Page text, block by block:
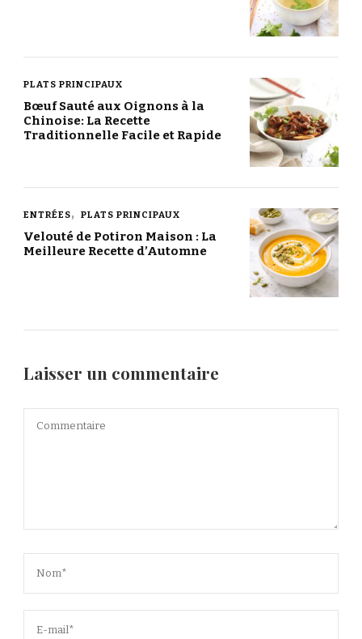
PLATS PRINCIPAUX
Bœuf Sauté aux Oignons à la
Chinoise: La Recette
Traditionnelle Facile et Rapide
ENTRÉES PLATS PRINCIPAUX
Velouté de Potiron Maison : La
Meilleure Recette d’Automne
Laisser un commentaire